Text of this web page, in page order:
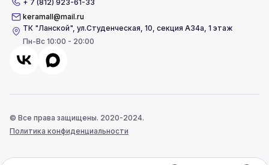
+ 7 (812) 923-61-33
keramall@mail.ru
ТК "Ланской",ул.Студенческая, 10, секция А34а, 1 этаж
Пн-Вс 10:00 - 20:00
© Все права защищены. 2020-2024.
Политика конфиденциальности